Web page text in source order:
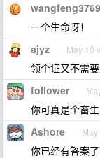
wangfeng3769
一个生命呀！
ajyz May 10
领个证又不需
follower
你可真是个畜生
Ashore May
你已经有答案